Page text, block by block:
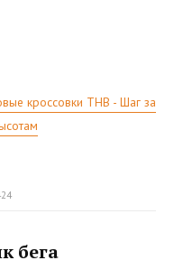
кроссовки THB - Шаг за
бега